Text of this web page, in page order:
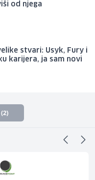
od njega
stvari: Usyk, Fury i
karijera, ja sam novi